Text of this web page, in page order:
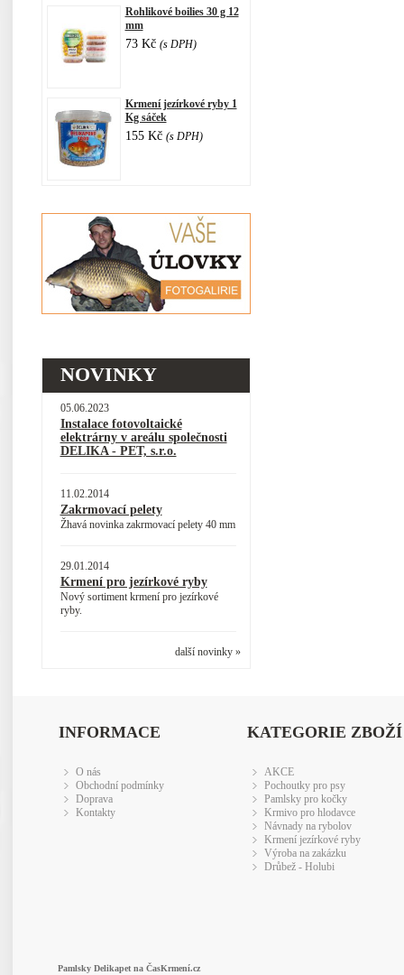
Rohlikové boilies 30 g 12
mm
73 Kč (s DPH)
Krmení jezírkové ryby 1
Kg sáček
155 Kč (s DPH)
NOVINKY
05.06.2023
Instalace fotovoltaické
elektrárny v areálu společnosti
DELIKA - PET, s.r.o.
11.02.2014
Zakrmovací pelety
Žhavá novinka zakrmovací pelety 40 mm
29.01.2014
Krmení pro jezírkové ryby
Nový sortiment krmení pro jezírkové
ryby.
další novinky »
INFORMACE
O nás
Obchodní podmínky
Doprava
Kontakty
KATEGORIE ZBOŽÍ
AKCE
Pochoutky pro psy
Pamlsky pro kočky
Krmivo pro hlodavce
Návnady na rybolov
Krmení jezírkové ryby
Výroba na zakázku
Drůbež - Holubi
Pamlsky Delikapet na ČasKrmení.cz